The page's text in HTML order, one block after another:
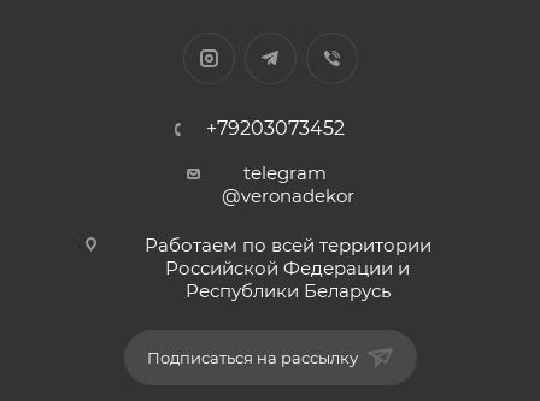
+79203073452
telegram
@veronadekor
Работаем по всей территории
Российской Федерации и
Республики Беларусь
Подписаться на рассылку